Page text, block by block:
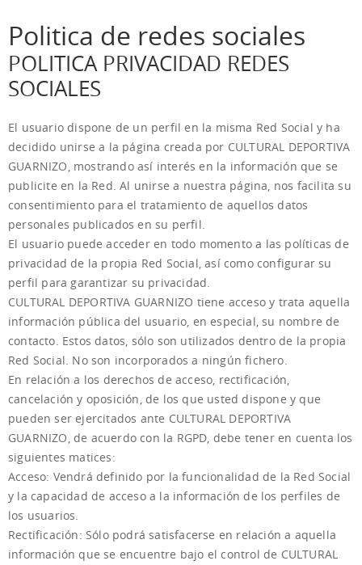
Politica de redes sociales
POLITICA PRIVACIDAD REDES
SOCIALES
El usuario dispone de un perfil en la misma Red Social y ha
decidido unirse a la página creada por CULTURAL DEPORTIVA
GUARNIZO, mostrando así interés en la información que se
publicite en la Red. Al unirse a nuestra página, nos facilita su
consentimiento para el tratamiento de aquellos datos
personales publicados en su perfil.
El usuario puede acceder en todo momento a las políticas de
privacidad de la propia Red Social, así como configurar su
perfil para garantizar su privacidad.
CULTURAL DEPORTIVA GUARNIZO tiene acceso y trata aquella
información pública del usuario, en especial, su nombre de
contacto. Estos datos, sólo son utilizados dentro de la propia
Red Social. No son incorporados a ningún fichero.
En relación a los derechos de acceso, rectificación,
cancelación y oposición, de los que usted dispone y que
pueden ser ejercitados ante CULTURAL DEPORTIVA
GUARNIZO, de acuerdo con la RGPD, debe tener en cuenta los
siguientes matices:
Acceso: Vendrá definido por la funcionalidad de la Red Social
y la capacidad de acceso a la información de los perfiles de
los usuarios.
Rectificación: Sólo podrá satisfacerse en relación a aquella
información que se encuentre bajo el control de CULTURAL